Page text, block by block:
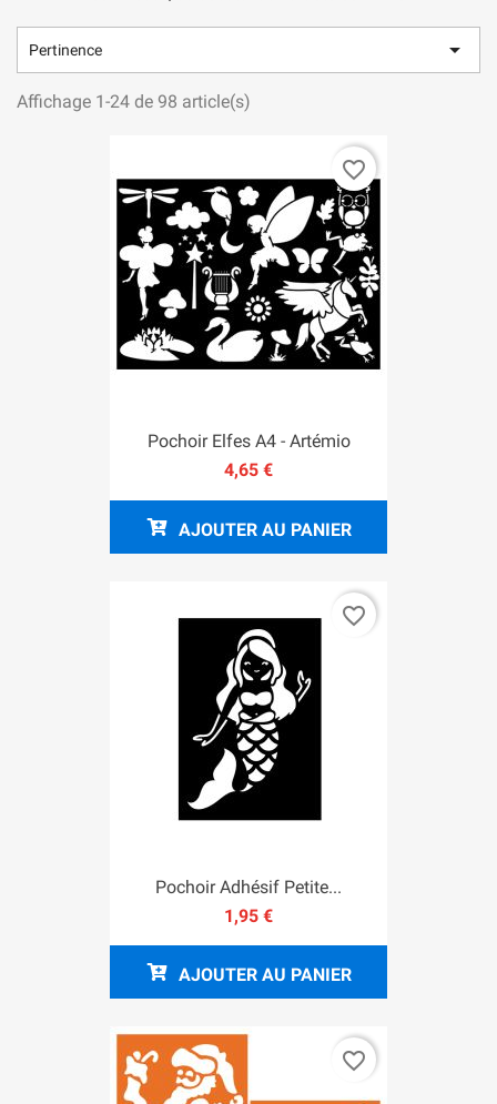
Pertinence 
Affichage 1-24 de 98 article(s)
Pochoir Elfes A4 - Artémio
4,65 €
AJOUTER AU PANIER
favorite_border
Pochoir Adhésif Petite...
1,95 €
AJOUTER AU PANIER
favorite_border
favorite_border